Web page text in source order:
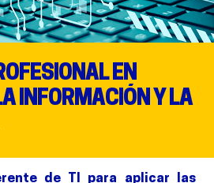
EN
INFORMACIÓN Y LA
de TI para aplicar las